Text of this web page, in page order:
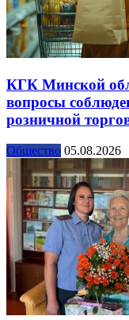
КГК Минской
вопросы
розничной
Общество 05.08.2026